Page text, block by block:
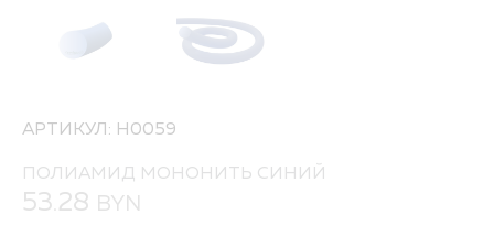
АРТИКУЛ: Н0059
ПОЛИАМИД МОНОНИТЬ СИНИЙ
53.28 BYN